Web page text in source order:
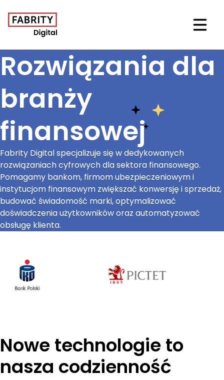
Rozwiązania dla
branży
finansowej
Fabrity Digital specjalizuje się w dedykowanych
rozwiązaniach cyfrowych dla sektora finansowego.
Pomagamy bankom, firmom ubezpieczeniowym i
instytucjom finansowym zwiększać konwersję i sprzedaż,
budować świadomość marki, optymalizować
doświadczenia użytkowników oraz automatyzować
obsługę klienta.
Nowe technologie to
nasza codzienność